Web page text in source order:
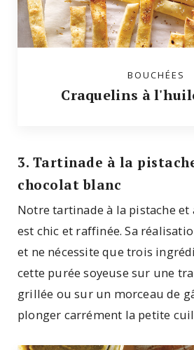
BOUCHÉES
Craquelins à
3. Tartinade à la
chocolat blanc
Notre tartinade à la pistache et
est chic et raffinée. Sa
et ne nécessite que trois
cette purée soyeuse sur une
grillée ou sur un morceau de
plonger carrément la petite